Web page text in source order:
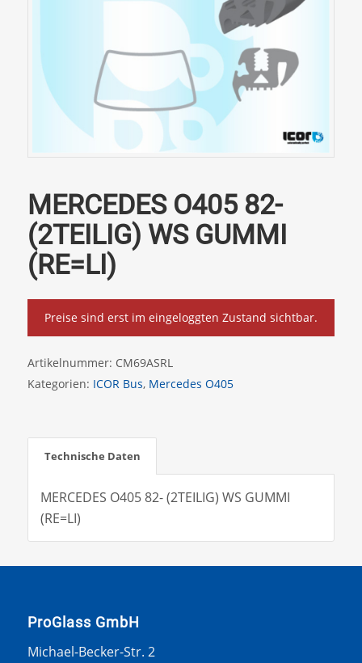
MERCEDES O405 82-
(2TEILIG) WS GUMMI
(RE=LI)
Preise sind erst im eingeloggten Zustand sichtbar.
Artikelnummer: CM69ASRL
Kategorien: ICOR Bus, Mercedes O405
Technische Daten
MERCEDES O405 82- (2TEILIG) WS GUMMI
(RE=LI)
ProGlass GmbH
Michael-Becker-Str. 2